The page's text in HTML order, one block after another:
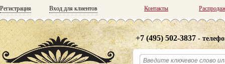
Регистрация Вход для клиентов Контакты
+7 (495) 502-3837 -